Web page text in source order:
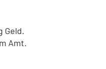
Geld.
Amt.